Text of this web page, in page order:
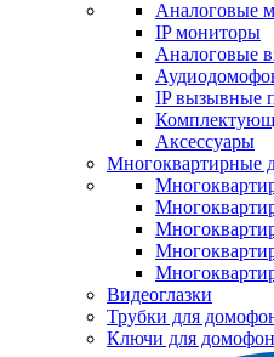
Аналоговые
IP мониторы
Аналоговые
IP вызывные
Аксессуары
Многоквартирные
Видеоглазки
Трубки для
Ключи для